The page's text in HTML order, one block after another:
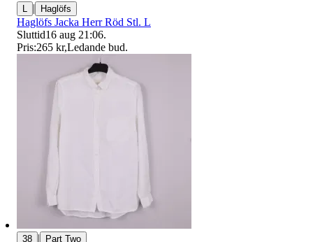
L | Haglöfs
Haglöfs Jacka Herr Röd Stl. L
Sluttid16 aug 21:06.
Pris:265 kr,Ledande bud.
38 | Part Two